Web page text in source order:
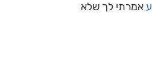
אמרתי לך שלא